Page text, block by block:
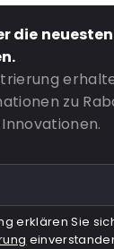
die
zu
erklären Sie